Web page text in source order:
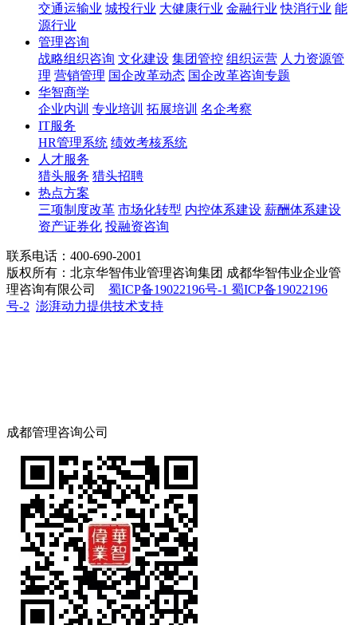
交通运输业 城投行业 大健康行业 金融行业 快消行业 能
源行业
管理咨询
战略组织咨询 文化建设 集团管控 组织运营 人力资源管
理 营销管理 国企改革动态 国企改革咨询专题
华智商学
企业内训 专业培训 拓展培训 名企考察
IT服务
HR管理系统 绩效考核系统
人才服务
猎头服务 猎头招聘
热点方案
三项制度改革 市场化转型 内控体系建设 薪酬体系建设
资产证券化 投融资咨询
联系电话：400-690-2001
版权所有：北京华智伟业管理咨询集团 成都华智伟业企业管
理咨询有限公司 蜀ICP备19022196号-1 蜀ICP备19022196
号-2 澎湃动力提供技术支持
成都管理咨询公司